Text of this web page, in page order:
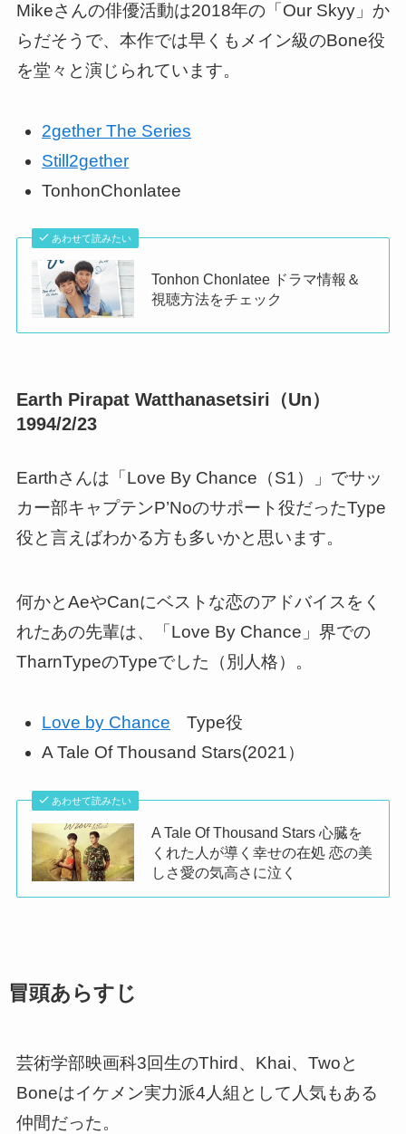
Mikeさんの俳優活動は2018年の「Our Skyy」か
らだそうで、本作では早くもメイン級のBone役
を堂々と演じられています。
2gether The Series
Still2gether
TonhonChonlatee
あわせて読みたい
Tonhon Chonlatee ドラマ情報＆
視聴方法をチェック
Earth Pirapat Watthanasetsiri（Un）
1994/2/23
Earthさんは「Love By Chance（S1）」でサッ
カー部キャプテンP’Noのサポート役だったType
役と言えばわかる方も多いかと思います。
何かとAeやCanにベストな恋のアドバイスをく
れたあの先輩は、「Love By Chance」界での
TharnTypeのTypeでした（別人格）。
Love by Chance Type役
A Tale Of Thousand Stars(2021）
あわせて読みたい
A Tale Of Thousand Stars 心臓を
くれた人が導く幸せの在処 恋の美
しさ愛の気高さに泣く
冒頭あらすじ
芸術学部映画科3回生のThird、Khai、Twoと
Boneはイケメン実力派4人組として人気もある
仲間だった。